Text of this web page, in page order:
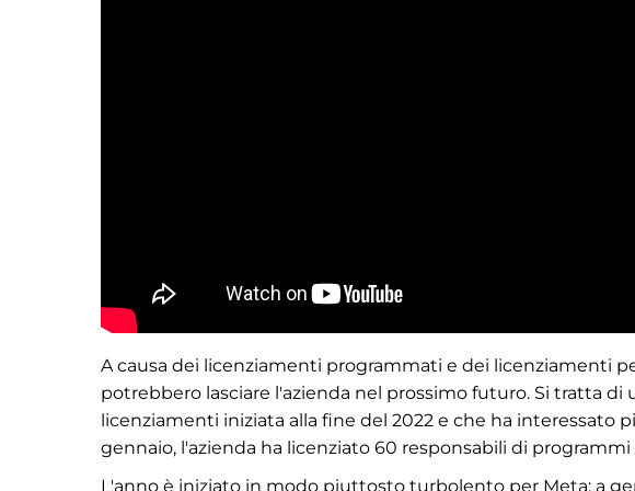
A causa dei licenziamenti programmati e dei licenziamenti
potrebbero lasciare l'azienda nel prossimo futuro. Si tratta
licenziamenti iniziata alla fine del 2022 e che ha interessato
gennaio, l'azienda ha licenziato 60 responsabili di
L'anno è iniziato in modo piuttosto turbolento per Meta: a